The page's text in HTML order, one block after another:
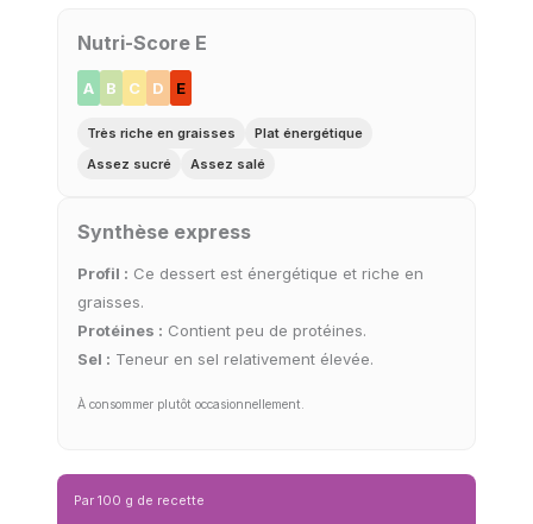
Nutri-Score E
A B C D E
Très riche en graisses
Plat énergétique
Assez sucré
Assez salé
Synthèse express
Profil : Ce dessert est énergétique et riche en
graisses.
Protéines : Contient peu de protéines.
Sel : Teneur en sel relativement élevée.
À consommer plutôt occasionnellement.
Par 100 g de recette